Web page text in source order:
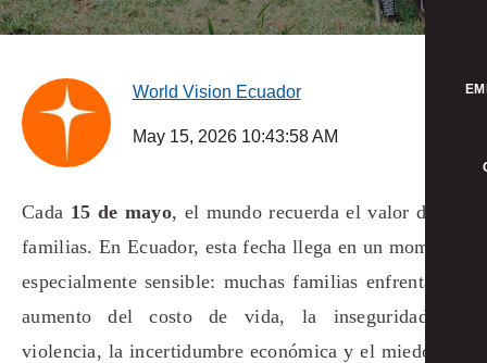
World Vision Ecuador
May 15, 2026 10:43:58 AM
Cada 15 de mayo, el mundo recuerda el valor de las
familias. En Ecuador, esta fecha llega en un momento
especialmente sensible: muchas familias enfrentan el
aumento del costo de vida, la inseguridad, la
violencia, la incertidumbre económica y el miedo por